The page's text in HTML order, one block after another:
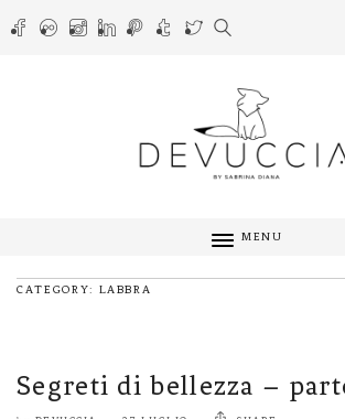
MENU
CATEGORY: LABBRA
Segreti di bellezza –